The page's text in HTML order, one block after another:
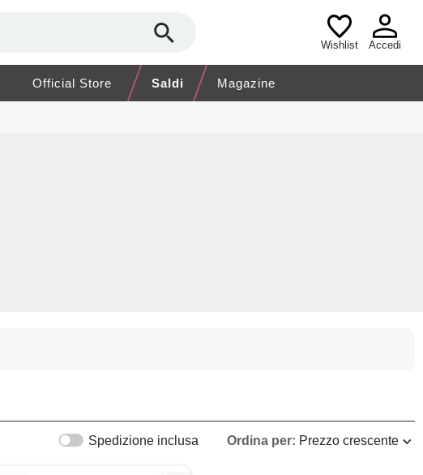
Wishlist Accedi
Official Store Saldi Magazine
Ordina per: Prezzo crescente
Spedizione inclusa